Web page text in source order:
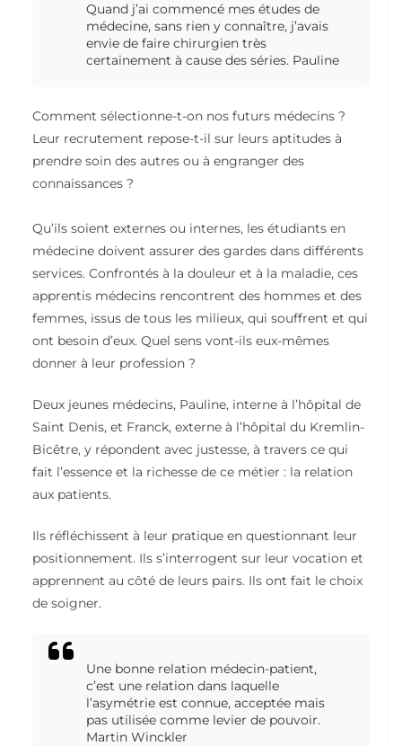
Quand j’ai commencé mes études de
médecine, sans rien y connaître, j’avais
envie de faire chirurgien très
certainement à cause des séries. Pauline
Comment sélectionne-t-on nos futurs médecins ?
Leur recrutement repose-t-il sur leurs aptitudes à
prendre soin des autres ou à engranger des
connaissances ?
Qu’ils soient externes ou internes, les étudiants en
médecine doivent assurer des gardes dans différents
services. Confrontés à la douleur et à la maladie, ces
apprentis médecins rencontrent des hommes et des
femmes, issus de tous les milieux, qui souffrent et qui
ont besoin d’eux. Quel sens vont-ils eux-mêmes
donner à leur profession ?
Deux jeunes médecins, Pauline, interne à l’hôpital de
Saint Denis, et Franck, externe à l’hôpital du Kremlin-
Bicêtre, y répondent avec justesse, à travers ce qui
fait l’essence et la richesse de ce métier : la relation
aux patients.
Ils réfléchissent à leur pratique en questionnant leur
positionnement. Ils s’interrogent sur leur vocation et
apprennent au côté de leurs pairs. Ils ont fait le choix
de soigner.
Une bonne relation médecin-patient,
c’est une relation dans laquelle
l’asymétrie est connue, acceptée mais
pas utilisée comme levier de pouvoir.
Martin Winckler